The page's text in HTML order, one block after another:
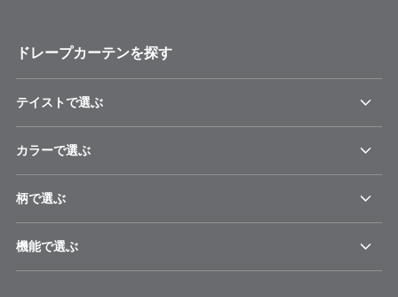
ドレープカーテンを探す
テイストで選ぶ
カラーで選ぶ
柄で選ぶ
機能で選ぶ